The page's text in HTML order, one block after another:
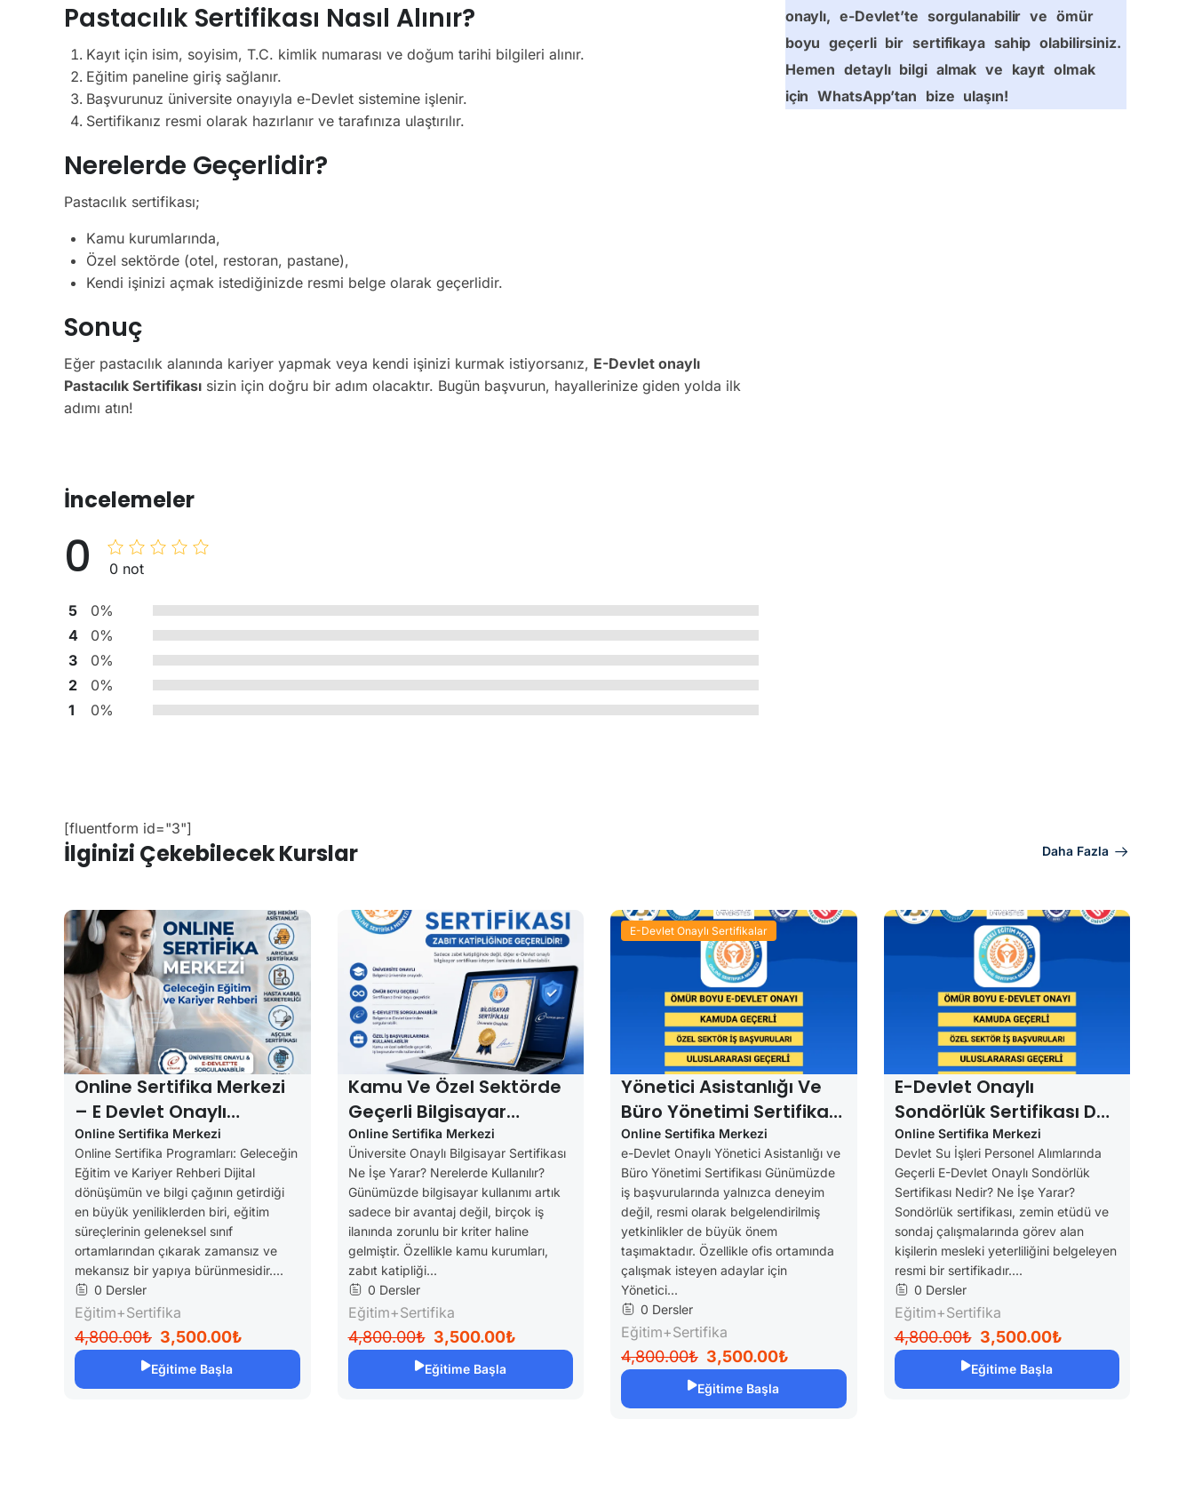
Pastacılık Sertifikası Nasıl Alınır?
Kayıt için isim, soyisim, T.C. kimlik numarası ve doğum tarihi bilgileri alınır.
Eğitim paneline giriş sağlanır.
Başvurunuz üniversite onayıyla e-Devlet sistemine işlenir.
Sertifikanız resmi olarak hazırlanır ve tarafınıza ulaştırılır.
Nerelerde Geçerlidir?
Pastacılık sertifikası;
Kamu kurumlarında,
Özel sektörde (otel, restoran, pastane),
Kendi işinizi açmak istediğinizde resmi belge olarak geçerlidir.
Sonuç
Eğer pastacılık alanında kariyer yapmak veya kendi işinizi kurmak istiyorsanız, E-Devlet onaylı
Pastacılık Sertifikası sizin için doğru bir adım olacaktır. Bugün başvurun, hayallerinize giden yolda ilk
adımı atın!
İncelemeler
0 0 not
5
0%
4
0%
3
0%
2
0%
1
0%
onaylı, e-Devlet’te sorgulanabilir ve ömür
boyu geçerli bir sertifikaya sahip olabilirsiniz.
Hemen detaylı bilgi almak ve kayıt olmak
için WhatsApp’tan bize ulaşın!
[fluentform id="3"]
İlginizi Çekebilecek Kurslar Daha Fazla
Online Sertifika Merkezi
– E Devlet Onaylı
Sertifikalar
Online Sertifika Merkezi
Online Sertifika Programları: Geleceğin
Eğitim ve Kariyer Rehberi Dijital
dönüşümün ve bilgi çağının getirdiği
en büyük yeniliklerden biri, eğitim
süreçlerinin geleneksel sınıf
ortamlarından çıkarak zamansız ve
mekansız bir yapıya bürünmesidir....
0 Dersler
Eğitim+Sertifika
4,800.00₺ 3,500.00₺
Eğitime Başla
Kamu Ve Özel Sektörde
Geçerli Bilgisayar
Sertifikası (Katiplikte
Geçerli)
Online Sertifika Merkezi
Üniversite Onaylı Bilgisayar Sertifikası
Ne İşe Yarar? Nerelerde Kullanılır?
Günümüzde bilgisayar kullanımı artık
sadece bir avantaj değil, birçok iş
ilanında zorunlu bir kriter haline
gelmiştir. Özellikle kamu kurumları,
zabıt katipliği...
0 Dersler
Eğitim+Sertifika
4,800.00₺ 3,500.00₺
Eğitime Başla
E-Devlet Onaylı Sertifikalar
Yönetici Asistanlığı Ve
Büro Yönetimi Sertifikası
( YSK Alımlarında Ve
Özellerde Geçerli)
Online Sertifika Merkezi
e-Devlet Onaylı Yönetici Asistanlığı ve
Büro Yönetimi Sertifikası Günümüzde
iş başvurularında yalnızca deneyim
değil, resmi olarak belgelendirilmiş
yetkinlikler de büyük önem
taşımaktadır. Özellikle ofis ortamında
çalışmak isteyen adaylar için
Yönetici...
0 Dersler
Eğitim+Sertifika
4,800.00₺ 3,500.00₺
Eğitime Başla
E-Devlet Onaylı
Sondörlük Sertifikası DSİ
Alımlarında Geçerli
Online Sertifika Merkezi
Devlet Su İşleri Personel Alımlarında
Geçerli E-Devlet Onaylı Sondörlük
Sertifikası Nedir? Ne İşe Yarar?
Sondörlük sertifikası, zemin etüdü ve
sondaj çalışmalarında görev alan
kişilerin mesleki yeterliliğini belgeleyen
resmi bir sertifikadır....
0 Dersler
Eğitim+Sertifika
4,800.00₺ 3,500.00₺
Eğitime Başla